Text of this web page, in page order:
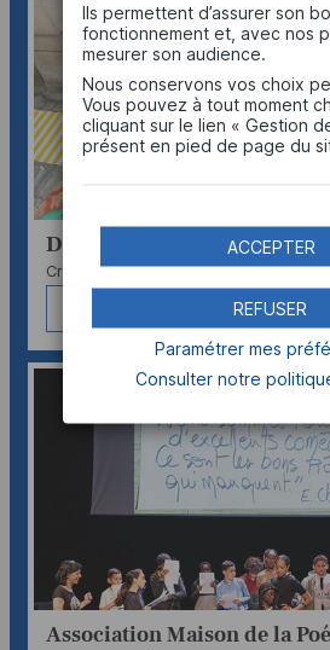
Des livres comme des idées
Crédit Mutuel Méditerranéen
VOIR
Association Maison de la
Ils permettent d’assurer son
fonctionnement et, avec nos
mesurer son audience.
Nous conservons vos choix
Vous pouvez à tout moment
cliquant sur le lien « Gestion
présent en pied de page du
ACCEPTER
REFUSER
Paramétrer mes
Consulter notre